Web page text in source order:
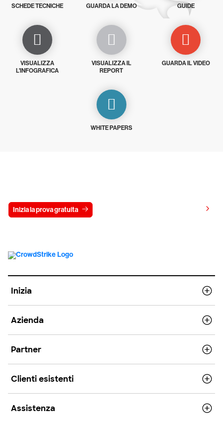
SCHEDE TECNICHE GUARDA LA DEMO GUIDE
VISUALIZZA
L'INFOGRAFICA
VISUALIZZA IL
REPORT
GUARDA IL VIDEO
WHITE PAPERS
Inizia la prova gratuita
Inizia
Azienda
Partner
Clienti esistenti
Assistenza